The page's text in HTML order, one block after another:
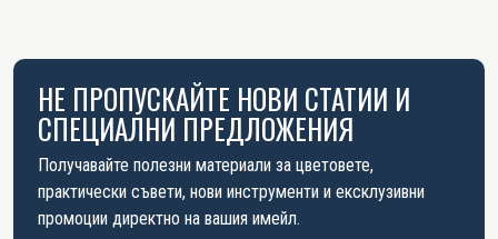
НЕ ПРОПУСКАЙТЕ НОВИ СТАТИИ И
СПЕЦИАЛНИ ПРЕДЛОЖЕНИЯ
Получавайте полезни материали за цветовете,
практически съвети, нови инструменти и ексклузивни
промоции директно на вашия имейл.